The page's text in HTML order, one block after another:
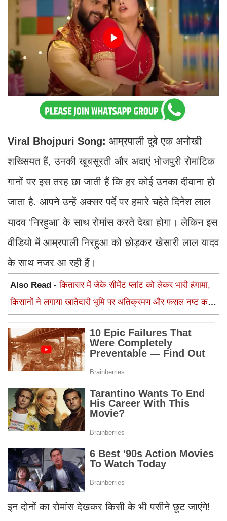
Viral Bhojpuri Song: आम्रपाली दुबे एक अनोखी
शख्सियत हैं, उनकी खूबसूरती और अदाएं भोजपुरी रोमांटिक
गानों पर इस तरह छा जाती हैं कि हर कोई उनका दीवाना हो
जाता है. आपने उन्हें अक्सर पर्दे पर हमारे चहेते दिनेश लाल
यादव ‘निरहुआ’ के साथ रोमांस करते देखा होगा। लेकिन इस
वीडियो में आम्रपाली निरहुआ को छोड़कर खेसारी लाल यादव
के साथ नजर आ रही हैं।
Also Read -कितासर में जेके सीमेंट प्लांट को लेकर भारी हंगामा,
किसानों ने लगाया खातेदारी भूमि पर अतिक्रमण और फसल नष्ट करने
इन दोनों का रोमांस देखकर किसी के भी पसीने छूट जाएंगे!